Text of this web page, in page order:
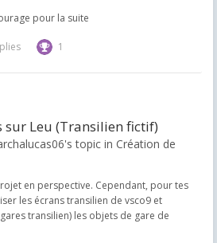
pour la suite
1
sur Leu (Transilien fictif)
topic in Création de
en perspective. Cependant, pour tes
les écrans transilien de vsco9 et
transilien) les objets de gare de